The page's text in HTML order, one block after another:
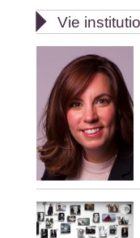
 Vie